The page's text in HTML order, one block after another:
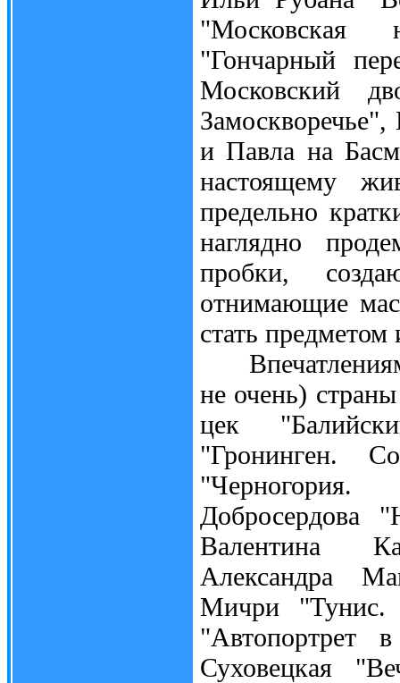
"Московская
"Гончарный
Московский
и Павла на
настоящему
предельно
наглядно
пробки,
отнимающие
стать предметом
не очень)
цек
"Гронинген.
Добросердова
Валентина
Александра
Мичри "Тунис.
"Автопортрет
Суховецкая